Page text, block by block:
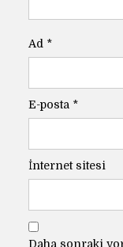
Ad *
E-posta *
İnternet sitesi
Daha sonraki